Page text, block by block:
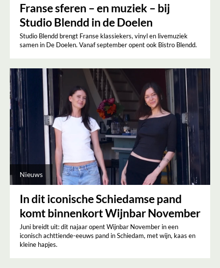
Franse sferen – en muziek – bij
Studio Blendd in de Doelen
Studio Blendd brengt Franse klassiekers, vinyl en livemuziek
samen in De Doelen. Vanaf september opent ook Bistro Blendd.
Nieuws
In dit iconische Schiedamse pand
komt binnenkort Wijnbar November
Juni breidt uit: dit najaar opent Wijnbar November in een
iconisch achttiende-eeuws pand in Schiedam, met wijn, kaas en
kleine hapjes.